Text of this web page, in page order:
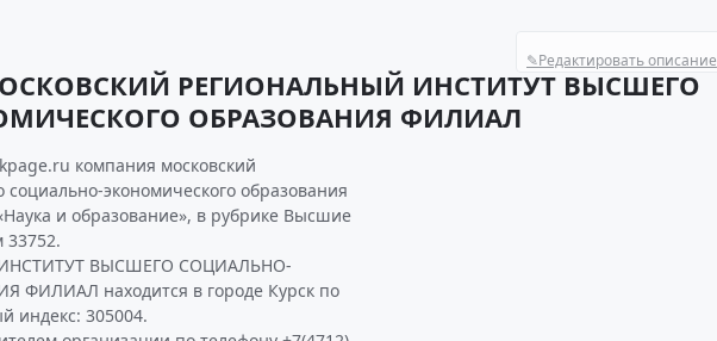
✎Редактировать описание
РЕГИОНАЛЬНЫЙ ИНСТИТУТ ВЫСШЕГО
ОБРАЗОВАНИЯ ФИЛИАЛ
компания московский
экономического образования
и образование», в рубрике Высшие
33752.
ВЫСШЕГО СОЦИАЛЬНО-
находится в городе Курск по
индекс: 305004.